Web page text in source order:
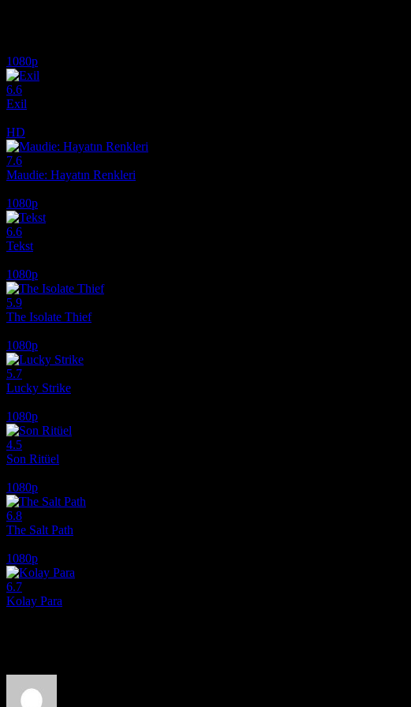
1080p
6.6
Exil
HD
7.6
Maudie: Hayatın Renkleri
1080p
6.6
Tekst
1080p
5.9
The Isolate Thief
1080p
5.7
Lucky Strike
1080p
4.5
Son Ritüel
1080p
6.8
The Salt Path
1080p
6.7
Kolay Para